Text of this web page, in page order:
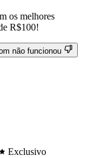
os melhores
R$100!
não funcionou
Exclusivo